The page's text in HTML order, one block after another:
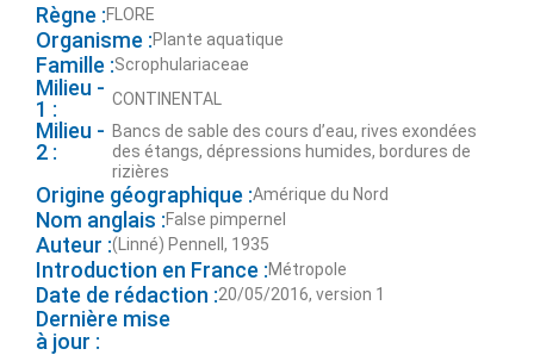
Règne :FLORE
Organisme :Plante aquatique
Famille :Scrophulariaceae
Milieu -
1 :
CONTINENTAL
Milieu -
2 :
Bancs de sable des cours d’eau, rives exondées
des étangs, dépressions humides, bordures de
rizières
Origine géographique :Amérique du Nord
Nom anglais :False pimpernel
Auteur :(Linné) Pennell, 1935
Introduction en France :Métropole
Date de rédaction :20/05/2016, version 1
Dernière mise
à jour :